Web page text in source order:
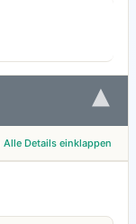
▾
Alle Details einklappen